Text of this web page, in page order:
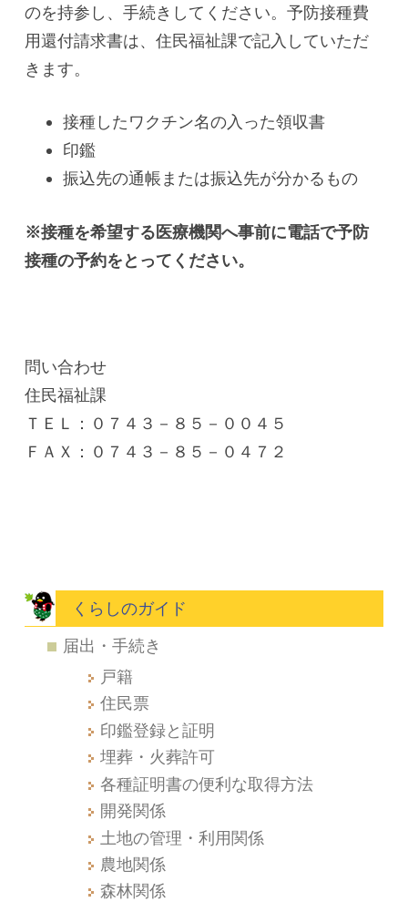
のを持参し、手続きしてください。予防接種費
用還付請求書は、住民福祉課で記入していただ
きます。
接種したワクチン名の入った領収書
印鑑
振込先の通帳または振込先が分かるもの
※接種を希望する医療機関へ事前に電話で予防
接種の予約をとってください。
問い合わせ
住民福祉課
ＴＥＬ：０７４３－８５－００４５
ＦＡＸ：０７４３－８５－０４７２
くらしのガイド
届出・手続き
戸籍
住民票
印鑑登録と証明
埋葬・火葬許可
各種証明書の便利な取得方法
開発関係
土地の管理・利用関係
農地関係
森林関係